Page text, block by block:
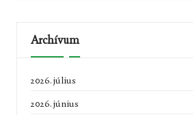
Archívum
2026. július
2026. június